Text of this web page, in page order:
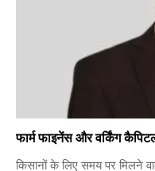
फार्म फाइनेंस और वर्किंग
किसानों के लिए समय पर मिलने